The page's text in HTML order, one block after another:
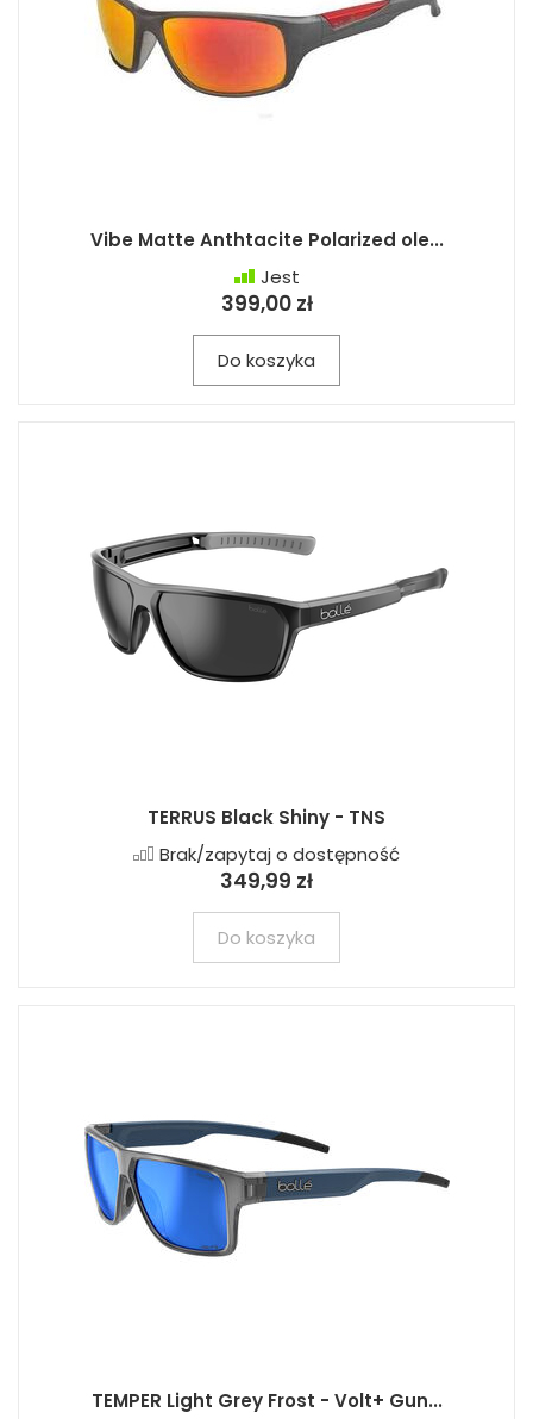
Vibe Matte Anthtacite Polarized ole...
Jest
399,00 zł
Do koszyka
TERRUS Black Shiny - TNS
Brak/zapytaj o dostępność
349,99 zł
Do koszyka
TEMPER Light Grey Frost - Volt+ Gun...